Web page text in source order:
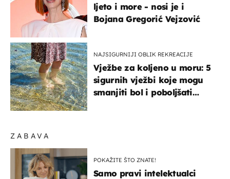
ZABAVA
POKAŽITE ŠTO ZNATE!
Samo pravi intelektualci
ljeto i more - nosi je i
Bojana Gregorić Vejzović
NAJSIGURNIJI OBLIK REKREACIJE
Vježbe za koljeno u moru: 5
sigurnih vježbi koje mogu
smanjiti bol i poboljšati